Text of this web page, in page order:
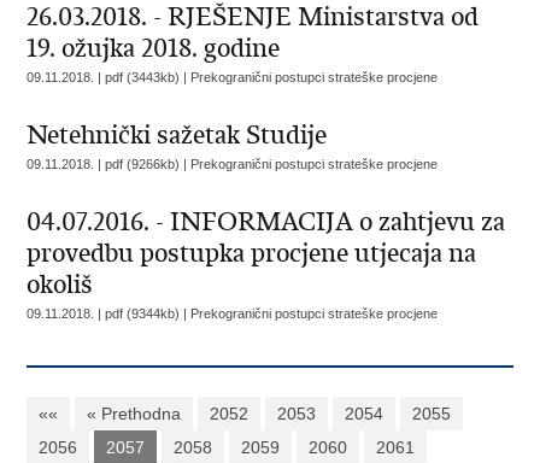
26.03.2018. - RJEŠENJE Ministarstva od
19. ožujka 2018. godine
09.11.2018. | pdf (3443kb) | Prekogranični postupci strateške procjene
Netehnički sažetak Studije
09.11.2018. | pdf (9266kb) | Prekogranični postupci strateške procjene
04.07.2016. - INFORMACIJA o zahtjevu za
provedbu postupka procjene utjecaja na
okoliš
09.11.2018. | pdf (9344kb) | Prekogranični postupci strateške procjene
«« « Prethodna 2052 2053 2054
2055
2056
2057 2058 2059 2060
2061